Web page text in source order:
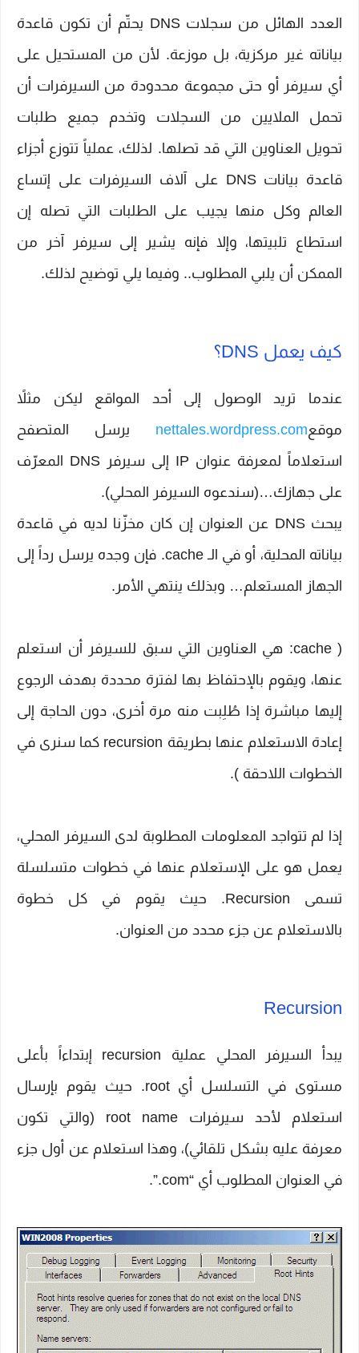
العدد الهائل من سجلات DNS يحتّم أن تكون قاعدة
بياناته غير مركزية، بل موزعة. لأن من المستحيل على
أي سيرفر أو حتى مجموعة محدودة من السيرفرات أن
تحمل الملايين من السجلات وتخدم جميع طلبات
تحويل العناوين التي قد تصلها. لذلك، عملياً تتوزع أجزاء
قاعدة بيانات DNS على آلاف السيرفرات على إتساع
العالم وكل منها يجيب على الطلبات التي تصله إن
استطاع تلبيتها، وإلا فإنه يشير إلى سيرفر آخر من
الممكن أن يلبي المطلوب.. وفيما يلي توضيح لذلك.
كيف يعمل DNS؟
عندما تريد الوصول إلى أحد المواقع ليكن مثلاً
موقعnettales.wordpress.com يرسل المتصفح
استعلاماً لمعرفة عنوان IP إلى سيرفر DNS المعرّف
على جهازك…(سندعوه السيرفر المحلي).
يبحث DNS عن العنوان إن كان مخزّنا لديه في قاعدة
بياناته المحلية، أو في الـ cache. فإن وجده يرسل رداً إلى
الجهاز المستعلم… وبذلك ينتهي الأمر.
( cache: هي العناوين التي سبق للسيرفر أن استعلم
عنها، ويقوم بالإحتفاظ بها لفترة محددة بهدف الرجوع
إليها مباشرة إذا طُلِبت منه مرة أخرى، دون الحاجة إلى
إعادة الاستعلام عنها بطريقة recursion كما سنرى في
الخطوات اللاحقة ).
إذا لم تتواجد المعلومات المطلوبة لدى السيرفر المحلي،
يعمل هو على الإستعلام عنها في خطوات متسلسلة
تسمى Recursion. حيث يقوم في كل خطوة
بالاستعلام عن جزء محدد من العنوان.
Recursion
يبدأ السيرفر المحلي عملية recursion إبتداءاً بأعلى
مستوى في التسلسل أي root. حيث يقوم بإرسال
استعلام لأحد سيرفرات root name (والتي تكون
معرفة عليه بشكل تلقائي)، وهذا استعلام عن أول جزء
في العنوان المطلوب أي “com.”.